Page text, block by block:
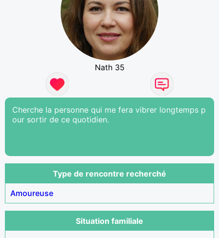
Nath 35
Cherche la personne qui me fera vibrer longtemps p
our sortir de ce quotidien.
Type de rencontre recherché
Amoureuse
Situation familiale